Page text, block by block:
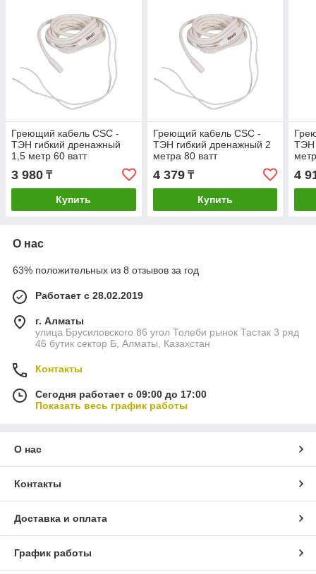
Греющий кабель CSC -
ТЭН гибкий дренажный
1,5 метр 60 ватт
3 980 ₸
Купить
Греющий кабель CSC -
ТЭН гибкий дренажный 2
метра 80 ватт
4 379₸
Купить
ТЭН
4
О нас
63% положительных из 8 отзывов за год
Работает с 28.02.2019
г. Алматы
улица Брусиловского 86 угол Толеби рынок Тастак 3 ряд
46 бутик сектор Б, Алматы, Казахстан
Контакты
Сегодня работает с 09:00 до 17:00
Показать весь график работы
О нас
Контакты
Доставка и оплата
График работы